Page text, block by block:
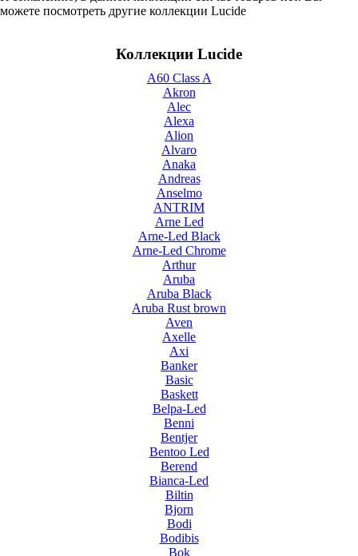
можете посмотреть другие коллекции Lucide
Коллекции Lucide
A60 Class A
Akron
Alec
Alexa
Alion
Alvaro
Anaka
Andreas
Anselmo
ANTRIM
Arne Led
Arne-Led Black
Arne-Led Chrome
Arthur
Aruba
Aruba Black
Aruba Rust brown
Aven
Axelle
Axi
Banker
Basic
Baskett
Belpa-Led
Benni
Bentjer
Bentoo Led
Berend
Bianca-Led
Biltin
Bjorn
Bodi
Bodibis
Bok